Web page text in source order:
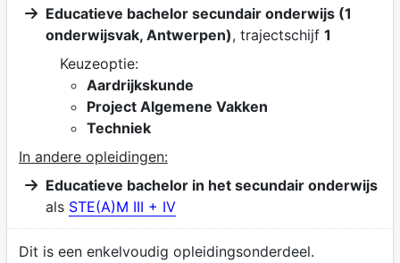
Educatieve bachelor secundair onderwijs (1
onderwijsvak, Antwerpen), trajectschijf 1
Keuzeoptie:
Aardrijkskunde
Project Algemene Vakken
Techniek
In andere opleidingen:
Educatieve bachelor in het secundair onderwijs
als STE(A)M III + IV
Dit is een enkelvoudig opleidingsonderdeel.